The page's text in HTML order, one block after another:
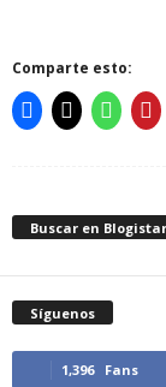
Comparte esto:
Buscar en
Síguenos
1,396 Fans